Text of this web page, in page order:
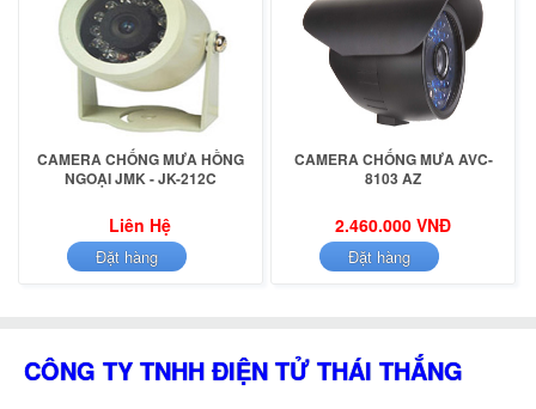
CAMERA CHỐNG MƯA AVC-
8103 AZ
2.460.000 VNĐ
Đặt hàng
CAMERA CHỐNG MƯA HỒNG
NGOẠI JMK - JK-212C
Liên Hệ
Đặt hàng
CÔNG TY TNHH ĐIỆN TỬ THÁI THẮNG